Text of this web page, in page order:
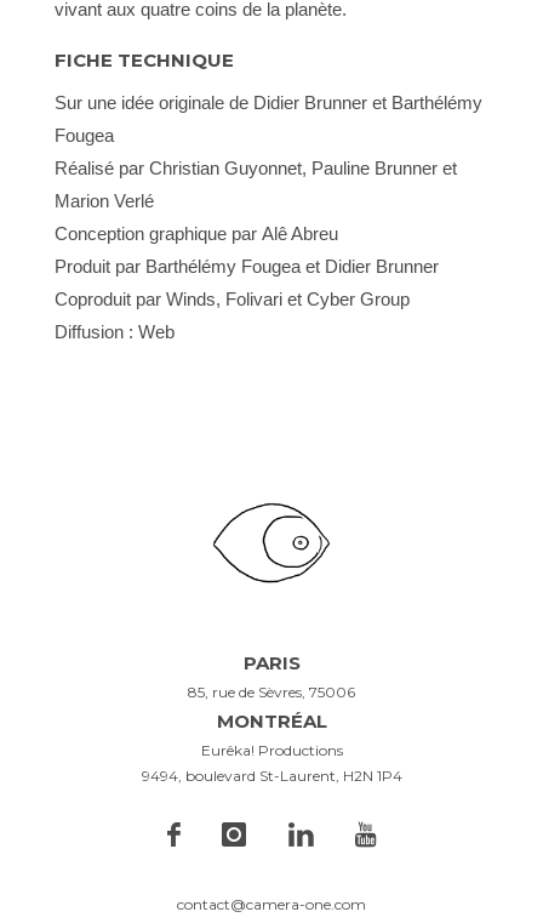
vivant aux quatre coins de la planète.
FICHE TECHNIQUE
Sur une idée originale de Didier Brunner et Barthélémy
Fougea
Réalisé par Christian Guyonnet, Pauline Brunner et
Marion Verlé
Conception graphique par Alê Abreu
Produit par Barthélémy Fougea et Didier Brunner
Coproduit par Winds, Folivari et Cyber Group
Diffusion : Web
PARIS
85, rue de Sèvres, 75006
MONTRÉAL
Eurêka! Productions
9494, boulevard St-Laurent, H2N 1P4
contact@camera-one.com